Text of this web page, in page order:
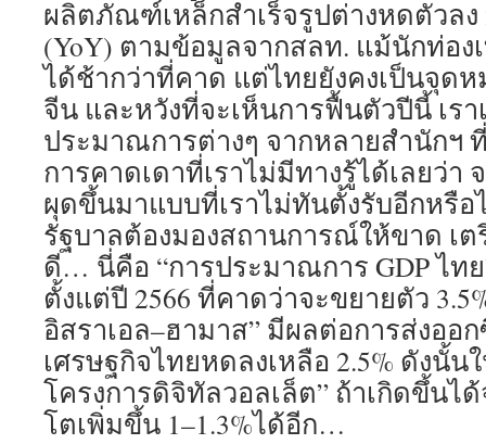
ผลิตภัณฑ์เหล็กสำเร็จรูปต่างหดตัวลง
(YoY) ตามข้อมูลจากสลท. แม้นักท่อง
ได้ช้ากว่าที่คาด แต่ไทยยังคงเป็นจุด
จีน และหวังที่จะเห็นการฟื้นตัวปีนี้ เรา
ประมาณการต่างๆ จากหลายสำนักฯ
การคาดเดาที่เราไม่มีทางรู้ได้เลยว่า
ผุดขึ้นมาแบบที่เราไม่ทันตั้งรับอีกหรื
รัฐบาลต้องมองสถานการณ์ให้ขาด เ
ดี… นี่คือ “การประมาณการ GDP ไท
ตั้งแต่ปี 2566 ที่คาดว่าจะขยายตัว
อิสราเอล–ฮามาส” มีผลต่อการส่งออ
เศรษฐกิจไทยหดลงเหลือ 2.5% ดังนั้น
โครงการดิจิทัลวอลเล็ต” ถ้าเกิดขึ้นไ
โตเพิ่มขึ้น 1–1.3%ได้อีก…